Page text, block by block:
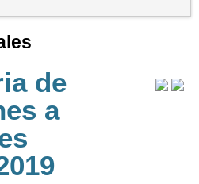
de
a